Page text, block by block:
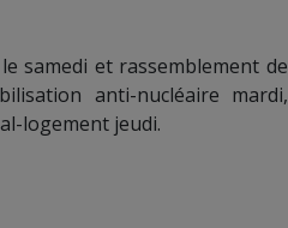
samedi et rassemblement de
anti-nucléaire mardi,
logement jeudi.